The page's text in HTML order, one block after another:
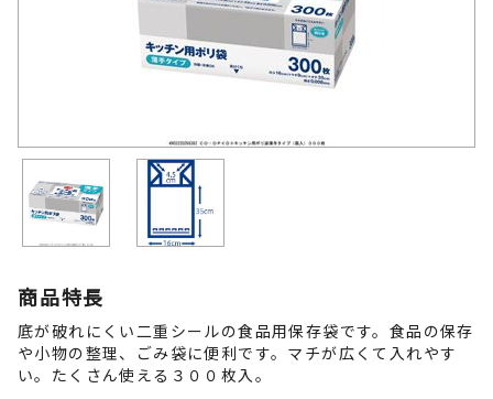
商品特長
底が破れにくい二重シールの食品用保存袋です。食品の保存
や小物の整理、ごみ袋に便利です。マチが広くて入れやす
い。たくさん使える３００枚入。